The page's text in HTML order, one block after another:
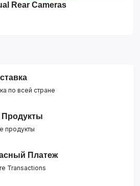
Rear Cameras
по всей стране
продукты
Платеж
Transactions